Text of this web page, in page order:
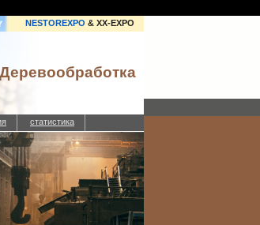
NESTOREXPO & XX-EXPO
Деревообработка
статистика